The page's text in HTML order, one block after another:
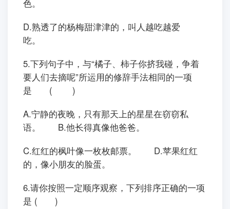
色。
D.熟透了的杨梅甜津津的，叫人越吃越爱
吃。
5.下列句子中，与“橘子、柿子你挤我碰，争着
要人们去摘呢”所运用的修辞手法相同的一项
是 ( )
A.宁静的夜晚，只有那天上的星星在窃窃私
语。 B.他长得真像他爸爸。
C.红红的枫叶像一枚枚邮票。 D.苹果红红
的，像小朋友的脸蛋。
6.请你按照一定顺序观察，下列排序正确的一项
是 ( )